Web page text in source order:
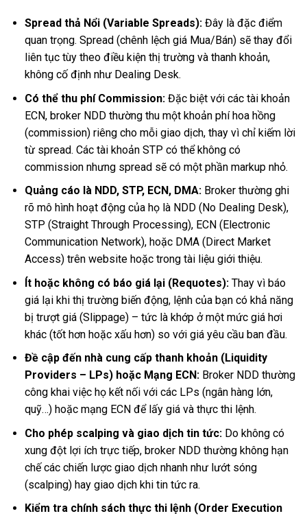
Spread thả Nổi (Variable Spreads):Đây là đặc điểm
quan trọng. Spread (chênh lệch giá Mua/Bán) sẽ thay đổi
liên tục tùy theo điều kiện thị trường và thanh khoản,
không cố định như Dealing Desk.
Có thể thu phí Commission:Đặc biệt với các tài khoản
ECN, broker NDD thường thu một khoản phí hoa hồng
(commission) riêng cho mỗi giao dịch, thay vì chỉ kiếm lời
từ spread. Các tài khoản STP có thể không có
commission nhưng spread sẽ có một phần markup nhỏ.
Quảng cáo là NDD, STP, ECN, DMA:Broker thường ghi
rõ mô hình hoạt động của họ là NDD (No Dealing Desk),
STP (Straight Through Processing), ECN (Electronic
Communication Network), hoặc DMA (Direct Market
Access) trên website hoặc trong tài liệu giới thiệu.
Ít hoặc không có báo giá lại (Requotes):Thay vì báo
giá lại khi thị trường biến động, lệnh của bạn có khả năng
bị trượt giá (Slippage) – tức là khớp ở một mức giá hơi
khác (tốt hơn hoặc xấu hơn) so với giá yêu cầu ban đầu.
Đề cập đến nhà cung cấp thanh khoản (Liquidity
Providers – LPs) hoặc Mạng ECN:Broker NDD thường
công khai việc họ kết nối với các LPs (ngân hàng lớn,
quỹ…) hoặc mạng ECN để lấy giá và thực thi lệnh.
Cho phép scalping và giao dịch tin tức:Do không có
xung đột lợi ích trực tiếp, broker NDD thường không hạn
chế các chiến lược giao dịch nhanh như lướt sóng
(scalping) hay giao dịch khi tin tức ra.
Kiểm tra chính sách thực thi lệnh (Order Execution